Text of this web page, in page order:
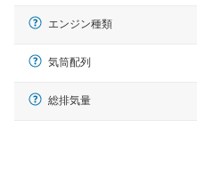
エンジン種類
気筒配列
総排気量